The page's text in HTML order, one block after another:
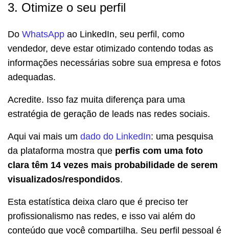
3. Otimize o seu perfil
Do WhatsApp ao LinkedIn, seu perfil, como
vendedor, deve estar otimizado contendo todas as
informações necessárias sobre sua empresa e fotos
adequadas.
Acredite. Isso faz muita diferença para uma
estratégia de geração de leads nas redes sociais.
Aqui vai mais um dado do LinkedIn: uma pesquisa
da plataforma mostra que perfis com uma foto
clara têm 14 vezes mais probabilidade de serem
visualizados/respondidos.
Esta estatística deixa claro que é preciso ter
profissionalismo nas redes, e isso vai além do
conteúdo que você compartilha. Seu perfil pessoal é